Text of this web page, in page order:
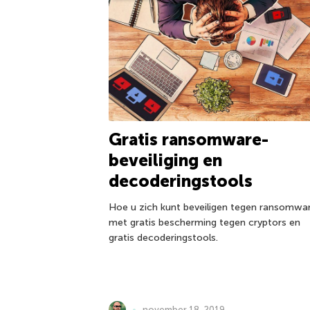
Gratis ransomware-
beveiliging en
decoderingstools
Hoe u zich kunt beveiligen tegen
met gratis bescherming tegen cryptors en
gratis decoderingstools.